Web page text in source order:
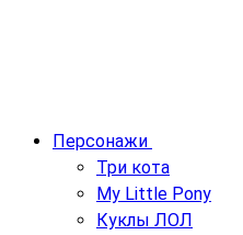
Персонажи
Три кота
My Little Pony
Куклы ЛОЛ